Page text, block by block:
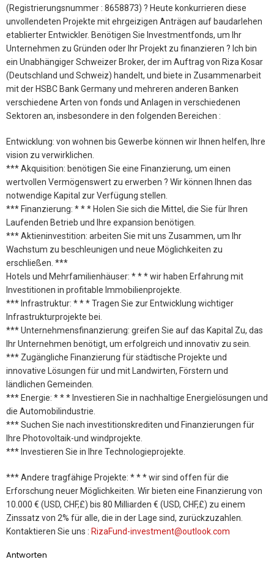
(Registrierungsnummer : 8658873) ? Heute konkurrieren diese
unvollendeten Projekte mit ehrgeizigen Anträgen auf baudarlehen
etablierter Entwickler. Benötigen Sie Investmentfonds, um Ihr
Unternehmen zu Gründen oder Ihr Projekt zu finanzieren ? Ich bin
ein Unabhängiger Schweizer Broker, der im Auftrag von Riza Kosar
(Deutschland und Schweiz) handelt, und biete in Zusammenarbeit
mit der HSBC Bank Germany und mehreren anderen Banken
verschiedene Arten von fonds und Anlagen in verschiedenen
Sektoren an, insbesondere in den folgenden Bereichen :
Entwicklung: von wohnen bis Gewerbe können wir Ihnen helfen, Ihre
vision zu verwirklichen.
*** Akquisition: benötigen Sie eine Finanzierung, um einen
wertvollen Vermögenswert zu erwerben ? Wir können Ihnen das
notwendige Kapital zur Verfügung stellen.
*** Finanzierung: * * * Holen Sie sich die Mittel, die Sie für Ihren
Laufenden Betrieb und Ihre expansion benötigen.
*** Aktieninvestition: arbeiten Sie mit uns Zusammen, um Ihr
Wachstum zu beschleunigen und neue Möglichkeiten zu
erschließen. ***
Hotels und Mehrfamilienhäuser: * * * wir haben Erfahrung mit
Investitionen in profitable Immobilienprojekte.
*** Infrastruktur: * * * Tragen Sie zur Entwicklung wichtiger
Infrastrukturprojekte bei.
*** Unternehmensfinanzierung: greifen Sie auf das Kapital Zu, das
Ihr Unternehmen benötigt, um erfolgreich und innovativ zu sein.
*** Zugängliche Finanzierung für städtische Projekte und
innovative Lösungen für und mit Landwirten, Förstern und
ländlichen Gemeinden.
*** Energie: * * * Investieren Sie in nachhaltige Energielösungen und
die Automobilindustrie.
*** Suchen Sie nach investitionskrediten und Finanzierungen für
Ihre Photovoltaik-und windprojekte.
*** Investieren Sie in Ihre Technologieprojekte.
*** Andere tragfähige Projekte: * * * wir sind offen für die
Erforschung neuer Möglichkeiten. Wir bieten eine Finanzierung von
10.000 € (USD, CHF,£) bis 80 Milliarden € (USD, CHF,£) zu einem
Zinssatz von 2% für alle, die in der Lage sind, zurückzuzahlen.
Kontaktieren Sie uns : RizaFund-investment@outlook.com
Antworten